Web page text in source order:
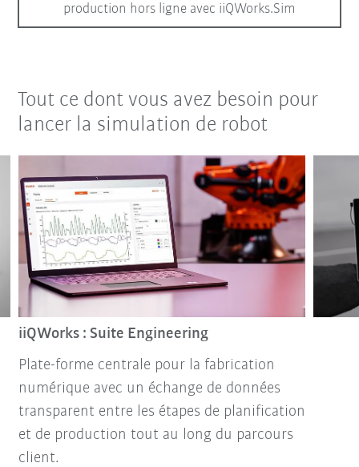
production hors ligne avec iiQWorks.Sim
Tout ce dont vous avez besoin pour
lancer la simulation de robot
iiQWorks : Suite Engineering
Plate-forme centrale pour la fabrication
numérique avec un échange de données
transparent entre les étapes de planification
et de production tout au long du parcours
client.